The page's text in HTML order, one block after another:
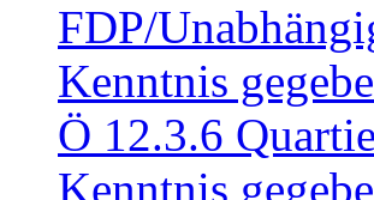
FDP/
Kenntnis
Ö 12.3.6
Kenntnis